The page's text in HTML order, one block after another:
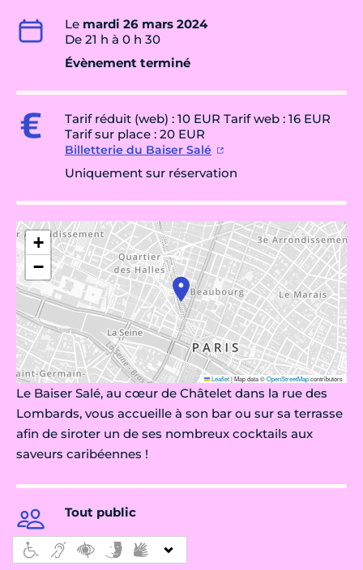
Le mardi 26 mars 2024
De 21 h à 0 h 30
Évènement terminé
Tarif réduit (web) : 10 EUR Tarif web : 16 EUR
Tarif sur place : 20 EUR
Billetterie du Baiser Salé
Uniquement sur réservation
+
−
Leaflet|Map data ©OpenStreetMapcontributors
Le Baiser Salé, au cœur de Châtelet dans la rue des
Lombards, vous accueille à son bar ou sur sa terrasse
afin de siroter un de ses nombreux cocktails aux
saveurs caribéennes !
Tout public